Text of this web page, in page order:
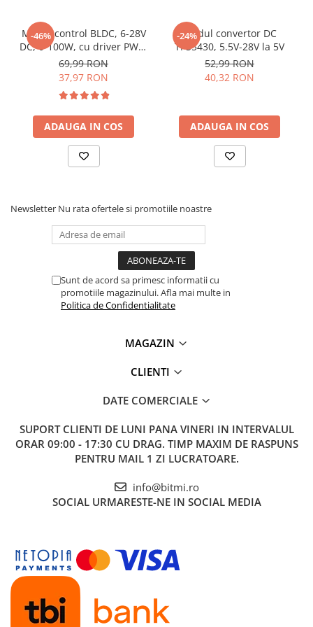
banda LED RGB, compatibil Arduino:
Pentru codul sursa, click
Ce contine cutia?
1 x Modul driver banda LED RGB 3.3V-5V
-46%
Modul control BLDC, 6-28V
DC, 0-100W, cu driver PWM
si efect Hall, ZS-X12H
69,99 RON
37,97 RON
ADAUGA IN COS
-24%
Modul convertor DC
TPS5430, 5.5V-28V la 5V
52,99 RON
40,32 RON
ADAUGA IN COS
Newsletter Nu rata ofertele si promotiile noastre
Sunt de acord sa primesc informatii cu
promotiile magazinului. Afla mai multe in
Politica de Confidentialitate
MAGAZIN
CLIENTI
DATE COMERCIALE
SUPORT CLIENTI DE LUNI PANA VINERI IN INTERVALUL
ORAR 09:00 - 17:30 CU DRAG. TIMP MAXIM DE RASPUNS
PENTRU MAIL 1 ZI LUCRATOARE.
info@bitmi.ro
SOCIAL URMARESTE-NE IN SOCIAL MEDIA